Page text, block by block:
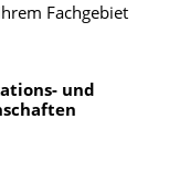
Fachgebiet
und